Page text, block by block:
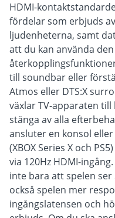
HDMI-
fördelar som erbjuds
ljudenheterna, samt
att du kan använda
till soundbar eller
Atmos eller DTS:X
växlar TV-apparaten
stänga av alla
ansluter en konsol
(XBOX Series X och
via 120Hz HDMI-
inte bara att spelen
också spelen mer
ingångslatensen och